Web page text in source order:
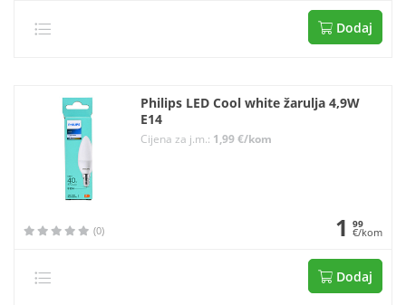
Dodaj
Philips LED Cool white žarulja 4,9W
E14
Cijena za j.m.: 1,99 €/kom
(0) 1 99
€/kom
Dodaj